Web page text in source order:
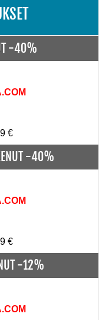
-40%
€
-40%
€
-12%